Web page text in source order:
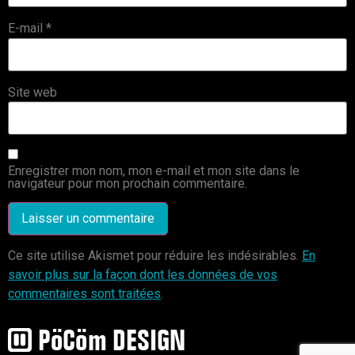
E-mail *
Site web
Enregistrer mon nom, mon e-mail et mon site dans le
navigateur pour mon prochain commentaire.
Ce site utilise Akismet pour réduire les indésirables. En
savoir plus sur la façon dont les données de vos
commentaires sont traitées.